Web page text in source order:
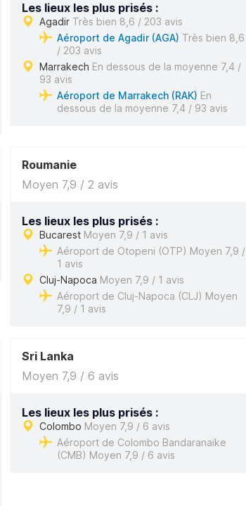
Les lieux les plus prisés :
Agadir Très bien 8,6 / 203 avis
Aéroport de Agadir (AGA) Très bien 8,6
/ 203 avis
Marrakech En dessous de la moyenne 7,4 /
93 avis
Aéroport de Marrakech (RAK) En
dessous de la moyenne 7,4 / 93 avis
Roumanie
Moyen 7,9 / 2 avis
Les lieux les plus prisés :
Bucarest Moyen 7,9 / 1 avis
Aéroport de Otopeni (OTP) Moyen 7,9 /
1 avis
Cluj-Napoca Moyen 7,9 / 1 avis
Aéroport de Cluj-Napoca (CLJ) Moyen
7,9 / 1 avis
Sri Lanka
Moyen 7,9 / 6 avis
Les lieux les plus prisés :
Colombo Moyen 7,9 / 6 avis
Aéroport de Colombo Bandaranaike
(CMB) Moyen 7,9 / 6 avis